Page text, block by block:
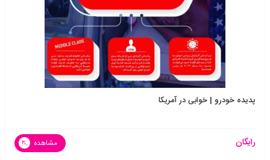
پدیده خودرو | خوابی در آمریکا
رایگان مشاهده